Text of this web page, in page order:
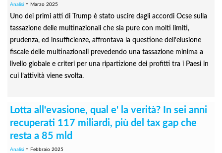
Analisi - Marzo 2025
Uno dei primi atti di Trump è stato uscire dagli accordi Ocse sulla
tassazione delle multinazionali che sia pure con molti limiti,
prudenza, ed insufficienze, affrontava la questione dell’elusione
fiscale delle multinazionali prevedendo una tassazione minima a
livello globale e criteri per una ripartizione dei profitti tra i Paesi in
cui l’attività viene svolta.
Lotta all'evasione, qual e' la verità? In sei anni
recuperati 117 miliardi, più del tax gap che
resta a 85 mld
Analisi - Febbraio 2025